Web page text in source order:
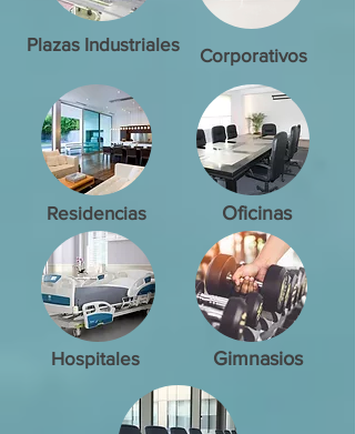
Oficinas
Hospitales Gimnasios
Residencias
Corporativos
Plazas Industriales